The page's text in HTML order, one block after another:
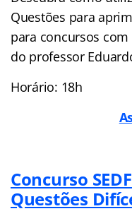
Questões para
para concursos
do professor
Horário: 18h
Concurso
Questões